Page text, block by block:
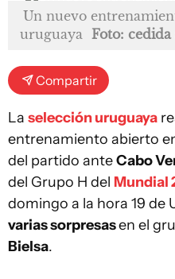
Un nuevo
uruguaya Foto:
Compartir
La selección uruguaya
entrenamiento abierto
del partido anteCabo
del Grupo H del Mundial
domingo a la hora 19 de
varias sorpresasen el
Bielsa.